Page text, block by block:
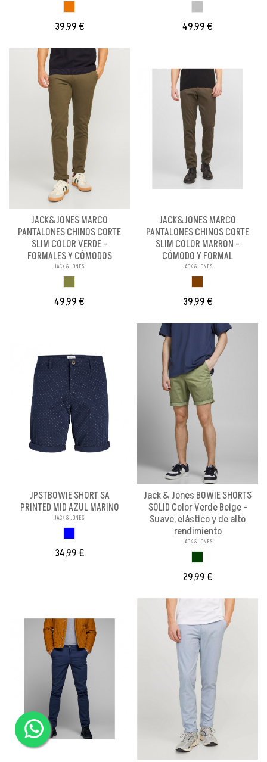
39,99 € 49,99 €
JACK&JONES MARCO
PANTALONES CHINOS CORTE
SLIM COLOR VERDE -
FORMALES Y CÓMODOS
JACK & JONES
49,99 €
JACK&JONES MARCO
PANTALONES CHINOS CORTE
SLIM COLOR MARRON -
CÓMODO Y FORMAL
JACK & JONES
39,99 €
JPSTBOWIE SHORT SA
PRINTED MID AZUL MARINO
JACK & JONES
34,99 €
Jack & Jones BOWIE SHORTS
SOLID Color Verde Beige -
Suave, elástico y de alto
rendimiento
JACK & JONES
29,99 €